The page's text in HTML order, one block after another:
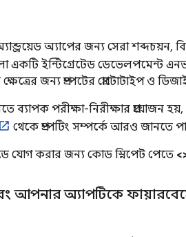
অ্যাপের জন্য সেরা শব্দচয়ন,
একটি ইন্টিগ্রেটেড ডেভেলপমেন্ট
জন্য প্রম্পটের প্রোটোটাইপ ও
পরীক্ষা-নিরীক্ষার প্রয়োজন হয়,
থেকে প্রম্পটিং সম্পর্কে আরও জানতে
যোগ করার জন্য কোড স্নিপেট পেতে
আপনার অ্যাপটিকে